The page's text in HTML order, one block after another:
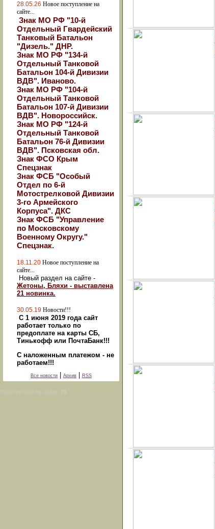
28.05.26 Новое поступление на
сайте...
Знак МО РФ "10-й
Отдельный Гвардейский
Танковый Батальон
"Дизель." ДНР.
Знак МО РФ "134-й
Отдельный Танковой
Батальон 104-й Дивизии
ВДВ". Иваново.
Знак МО РФ "104-й
Отдельный Танковой
Батальон 107-й Дивизии
ВДВ". Новороссийск.
Знак МО РФ "124-й
Отдельный Танковой
Батальон 76-й Дивизии
ВДВ". Псковская обл.
Знак ФСО Крым
Спецзнак
Знак ФСБ "Особый
Отдел по 6-й
Мотострелковой Дивизии
3-го Армейского
Корпуса". ДКС
Знак ФСБ "Управление
по Московскому
Военному Округу."
Спецзнак.
18.11.20 Новое поступление на
сайте...
Новый раздел на сайте -
Жетоны, Бляхи - выставлена
21 новинка.
30.05.19 Новости!!!
С 1 июня 2019 года сайт
работает только по
предоплате на карты СБ,
Тинькофф или ПочтаБанк!!!
С наложенным платежом - не
работаем!!!
Все новости Архив RSS
Посетителей на сайте: 75